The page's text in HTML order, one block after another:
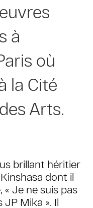
à
où
la Cité
Arts.
brillant héritier
dont il
Je ne suis pas
JP Mika ». Il